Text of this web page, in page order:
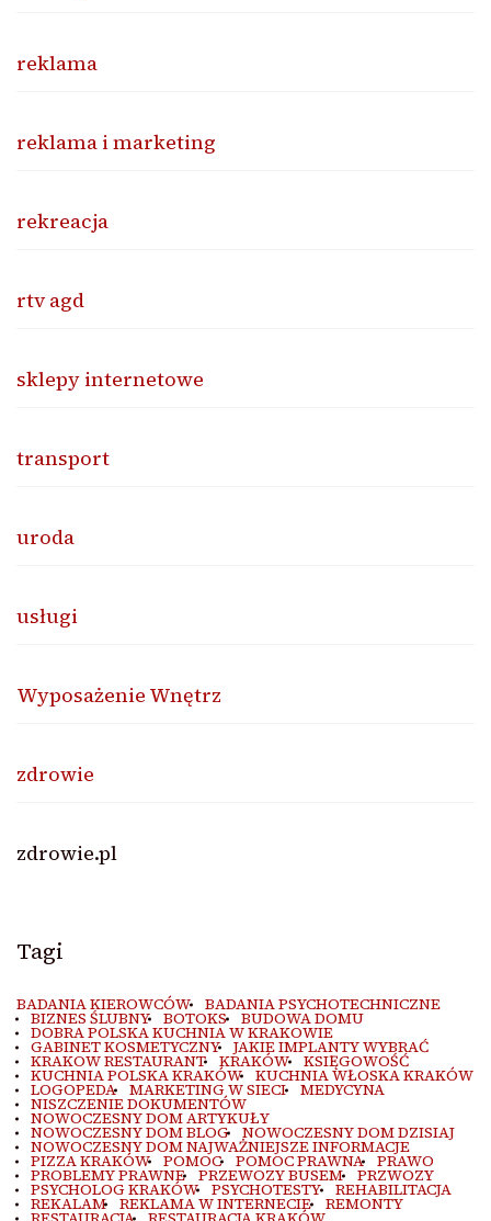
reklama
reklama i marketing
rekreacja
rtv agd
sklepy internetowe
transport
uroda
usługi
Wyposażenie Wnętrz
zdrowie
zdrowie.pl
Tagi
BADANIA KIEROWCÓW BADANIA PSYCHOTECHNICZNE
BIZNES ŚLUBNY BOTOKS BUDOWA DOMU
DOBRA POLSKA KUCHNIA W KRAKOWIE
GABINET KOSMETYCZNY JAKIE IMPLANTY WYBRAĆ
KRAKOW RESTAURANT KRAKÓW KSIĘGOWOŚĆ
KUCHNIA POLSKA KRAKÓW KUCHNIA WŁOSKA KRAKÓW
LOGOPEDA MARKETING W SIECI MEDYCYNA
NISZCZENIE DOKUMENTÓW
NOWOCZESNY DOM ARTYKUŁY
NOWOCZESNY DOM BLOG NOWOCZESNY DOM DZISIAJ
NOWOCZESNY DOM NAJWAŻNIEJSZE INFORMACJE
PIZZA KRAKÓW POMOC POMOC PRAWNA PRAWO
PROBLEMY PRAWNE PRZEWOZY BUSEM PRZWOZY
PSYCHOLOG KRAKÓW PSYCHOTESTY REHABILITACJA
REKALAM REKLAMA W INTERNECIE REMONTY